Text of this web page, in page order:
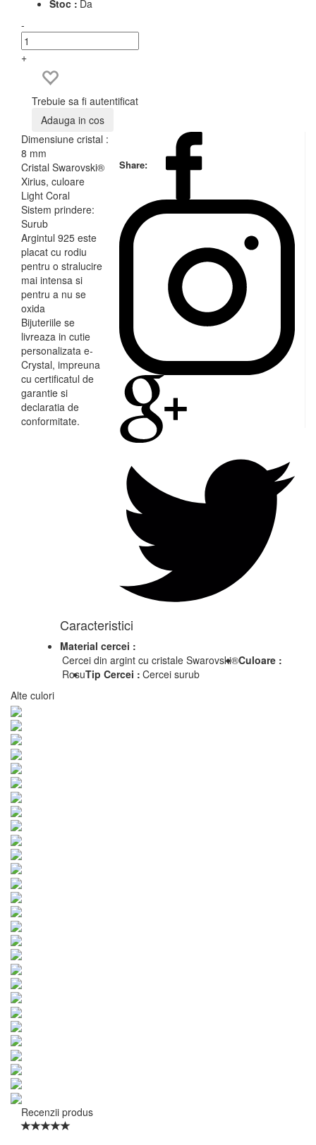
Stoc : Da
-
+
Trebuie sa fi autentificat
Adauga in cos
Share:
Dimensiune cristal :
8 mm
Cristal Swarovski®
Xirius, culoare
Light Coral
Sistem prindere:
Surub
Argintul 925 este
placat cu rodiu
pentru o stralucire
mai intensa si
pentru a nu se
oxida
Bijuteriile se
livreaza in cutie
personalizata e-
Crystal, impreuna
cu certificatul de
garantie si
declaratia de
conformitate.
Caracteristici
Material cercei :
Cercei din argint cu cristale Swarovski®Culoare :
RosuTip Cercei : Cercei surub
Alte culori
Recenzii produs